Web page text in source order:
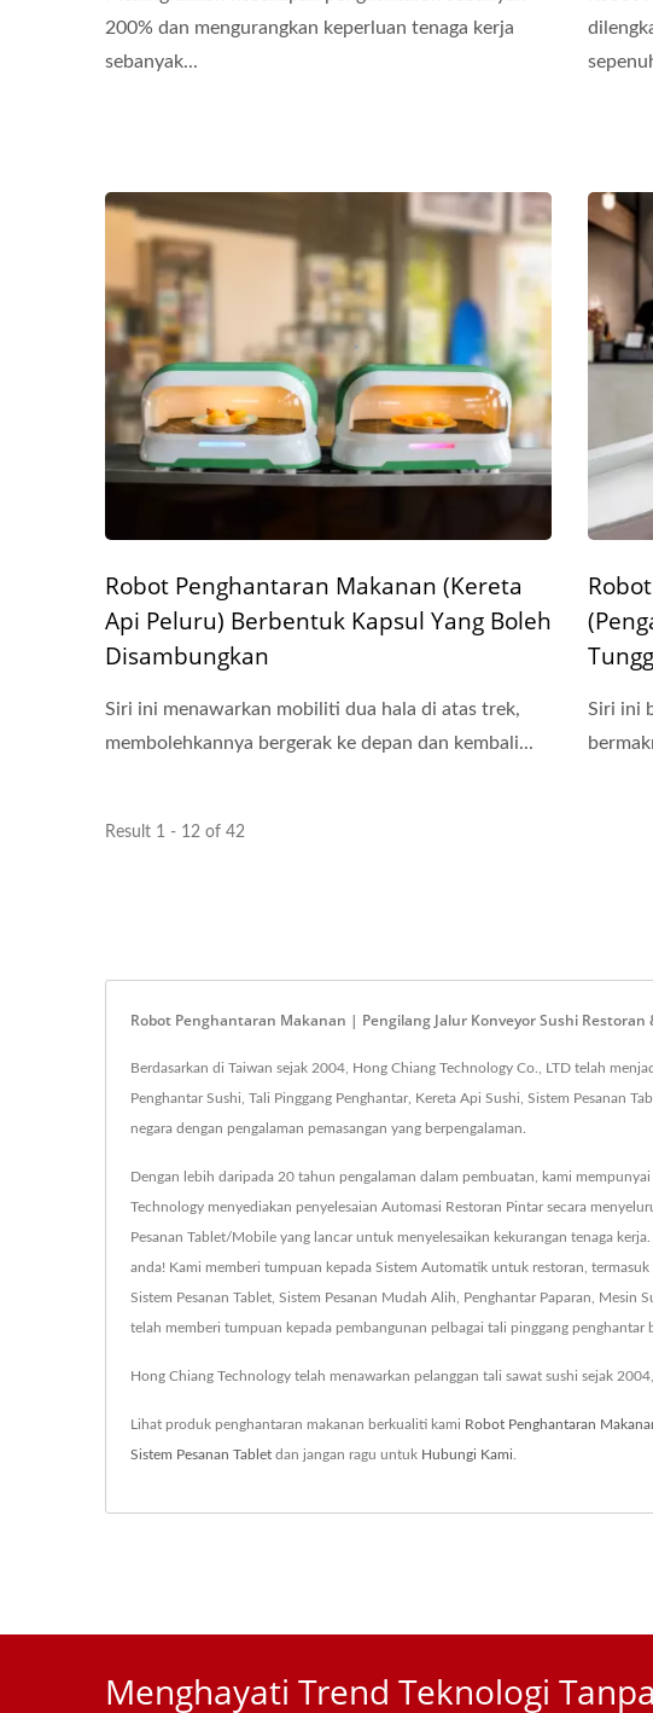
200% dan mengurangkan keperluan tenaga kerja
sebanyak...
Robot Penghantaran Makanan (Kereta
Api Peluru) Berbentuk Kapsul Yang Boleh
Disambungkan
Siri ini menawarkan mobiliti dua hala di atas trek,
membolehkannya bergerak ke depan dan kembali...
Siri ini
Result 1 - 12 of 42
Robot Penghantaran Makanan | Pengilang Jalur Konveyor Sushi
Berdasarkan di Taiwan sejak 2004, Hong Chiang Technology Co., LTD telah
Penghantar Sushi, Tali Pinggang Penghantar, Kereta Api Sushi, Sistem Pesanan
negara dengan pengalaman pemasangan yang berpengalaman.
Dengan lebih daripada 20 tahun pengalaman dalam pembuatan, kami
Technology menyediakan penyelesaian Automasi Restoran Pintar secara
Pesanan Tablet/Mobile yang lancar untuk menyelesaikan kekurangan tenaga
anda! Kami memberi tumpuan kepada Sistem Automatik untuk restoran,
Sistem Pesanan Tablet, Sistem Pesanan Mudah Alih, Penghantar Paparan,
telah memberi tumpuan kepada pembangunan pelbagai tali pinggang
Hong Chiang Technology telah menawarkan pelanggan tali sawat sushi sejak
Lihat produk penghantaran makanan berkualiti kami Robot Penghantaran
Sistem Pesanan Tablet dan jangan ragu untuk Hubungi Kami
Menghayati Trend Teknologi